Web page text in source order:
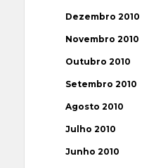
Dezembro 2010
Novembro 2010
Outubro 2010
Setembro 2010
Agosto 2010
Julho 2010
Junho 2010